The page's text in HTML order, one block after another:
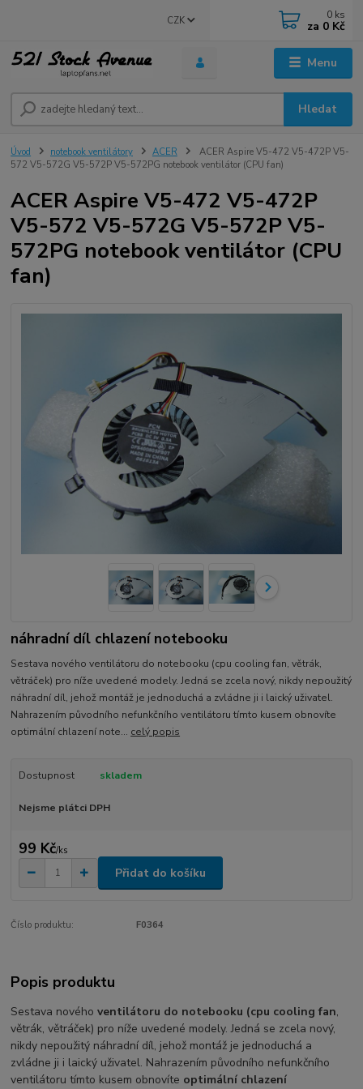
Menu
CZK
Hledat
0 ks
za 0 Kč
Úvod notebook ventilátory ACER
ACER Aspire V5-472 V5-472P V5-
572 V5-572G V5-572P V5-572PG notebook ventilátor (CPU fan)
ACER Aspire V5-472 V5-472P
V5-572 V5-572G V5-572P V5-
572PG notebook ventilátor (CPU
fan)
náhradní díl chlazení notebooku
Sestava nového ventilátoru do notebooku (cpu cooling fan, větrák,
větráček) pro níže uvedené modely. Jedná se zcela nový, nikdy nepoužitý
náhradní díl, jehož montáž je jednoduchá a zvládne ji i laický uživatel.
Nahrazením původního nefunkčního ventilátoru tímto kusem obnovíte
optimální chlazení note... celý popis
Dostupnost skladem
Nejsme plátci DPH
99 Kč/ks
Přidat do košíku
Číslo produktu: F0364
Popis produktu
Sestava novéhoventilátoru do notebooku (cpu cooling fan,
větrák, větráček) pro níže uvedené modely. Jedná se zcela nový,
nikdy nepoužitý náhradní díl, jehož montáž je jednoduchá a
zvládne ji i laický uživatel. Nahrazením původního nefunkčního
ventilátoru tímto kusem obnovíte optimální chlazení